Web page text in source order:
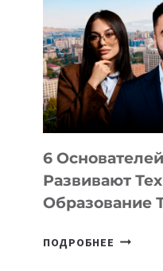
ВИДА
НОВОГО
ОТ
OPENAI
6
Развивают
Образование
ПОДРОБНЕЕ 6